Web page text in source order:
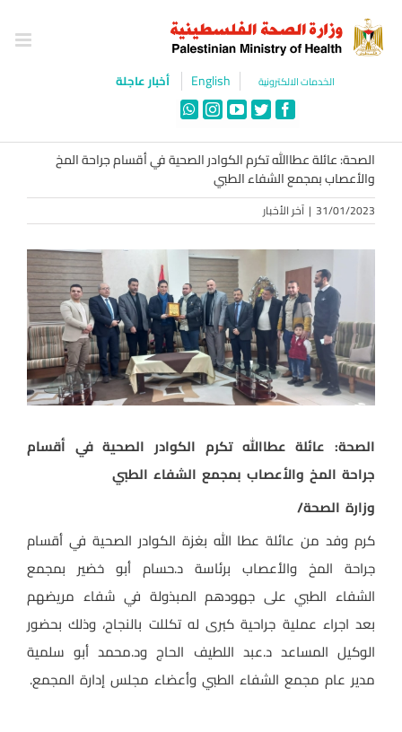
content
الخدمات الالكترونية English أخبار عاجلة
Facebook
Twitter
YouTube
Instagram
WhatsApp
الصحة: عائلة عطاالله تكرم الكوادر الصحية في أقسام جراحة المخ
والأعصاب بمجمع الشفاء الطبي
31/01/2023
| آخر الأخبار
الصحة: عائلة عطاالله تكرم الكوادر الصحية في أقسام
جراحة المخ والأعصاب بمجمع الشفاء الطبي
وزارة الصحة/
كرم وفد من عائلة عطا الله بغزة الكوادر الصحية في أقسام
جراحة المخ والأعصاب برئاسة د.حسام أبو خضير بمجمع
الشفاء الطبي على جهودهم المبذولة في شفاء مريضهم
بعد اجراء عملية جراحية كبرى له تكللت بالنجاح، وذلك بحضور
الوكيل المساعد د.عبد اللطيف الحاج ود.محمد أبو سلمية
مدير عام مجمع الشفاء الطبي وأعضاء مجلس إدارة المجمع.